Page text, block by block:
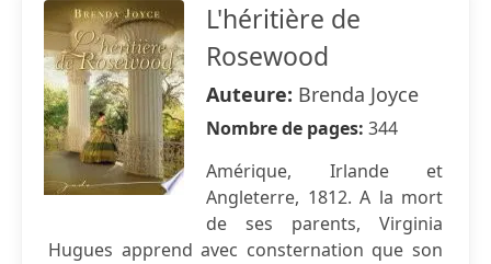
L'héritière de
Rosewood
Auteure: Brenda Joyce
Nombre de pages: 344
Amérique, Irlande et
Angleterre, 1812. A la mort
de ses parents, Virginia
Hugues apprend avec consternation que son